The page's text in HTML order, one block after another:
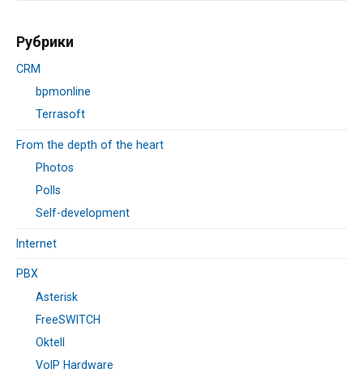
Рубрики
CRM
bpmonline
Terrasoft
From the depth of the heart
Photos
Polls
Self-development
Internet
PBX
Asterisk
FreeSWITCH
Oktell
VoIP Hardware